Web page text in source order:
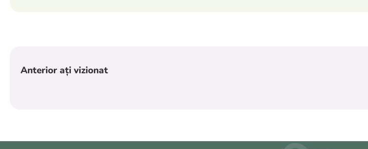
Anterior ați vizionat